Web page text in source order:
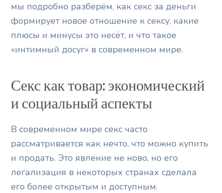
мы подробно разберём, как секс за деньги
формирует новое отношение к сексу, какие
плюсы и минусы это несёт, и что такое
«интимный досуг» в современном мире.
Секс как товар: экономический
и социальный аспекты
В современном мире секс часто
рассматривается как нечто, что можно купить
и продать. Это явление не ново, но его
легализация в некоторых странах сделала
его более открытым и доступным.